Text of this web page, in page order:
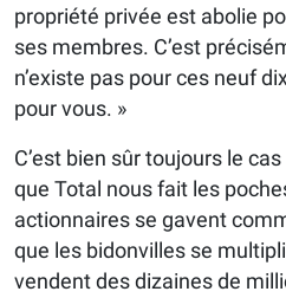
propriété privée est abolie
ses membres. C’est
n’existe pas pour ces neuf
pour vous. »
C’est bien sûr toujours le
que Total nous fait les
actionnaires se gavent
que les bidonvilles se
vendent des dizaines de